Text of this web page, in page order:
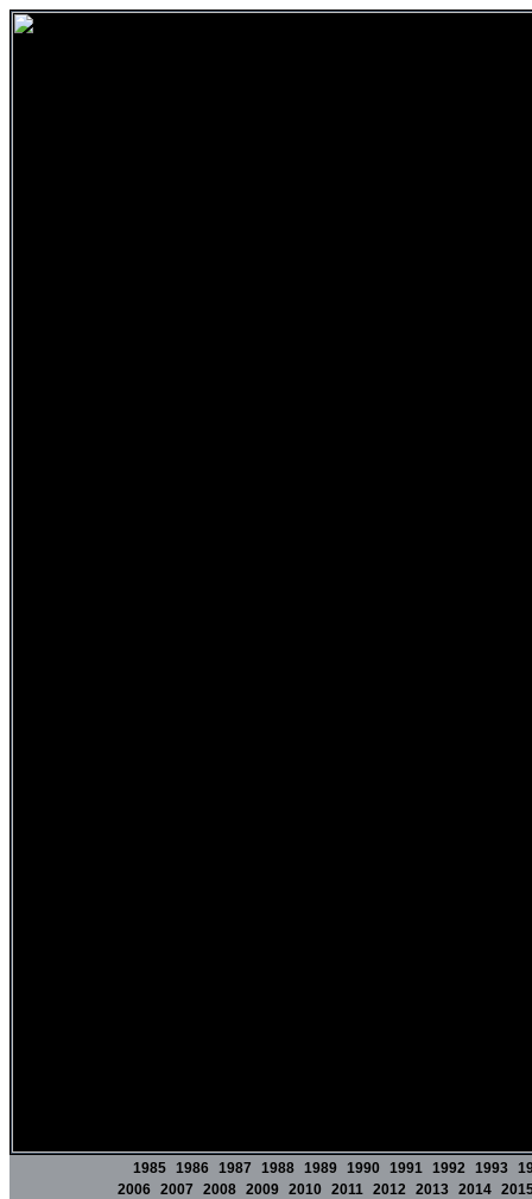
1985 1986 1987 1988 1989 1990 1991 1992 1993
2006 2007 2008 2009 2010 2011 2012 2013 2014